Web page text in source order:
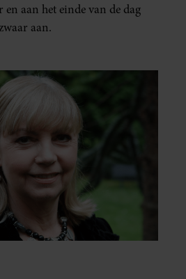
en aan het einde van de dag
aan.